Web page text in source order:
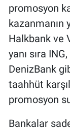
promosyon
kazanmanın
Halkbank ve
yanı sıra
DenizBank
taahhüt
promosyon
Bankalar